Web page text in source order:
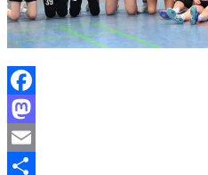
Facebook
Mastodon
Email